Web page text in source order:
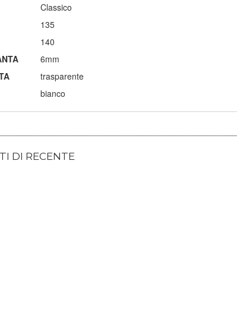
Classico
135
140
6mm
trasparente
bianco
DI RECENTE